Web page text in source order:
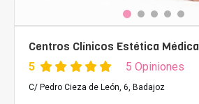
Centros Clínicos Estética Médica
5 5 Opiniones
C/ Pedro Cieza de León, 6, Badajoz